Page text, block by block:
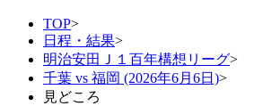
TOP>
日程・結果>
明治安田Ｊ１百年構想リーグ>
千葉 vs 福岡 (2026年6月6日)>
見どころ